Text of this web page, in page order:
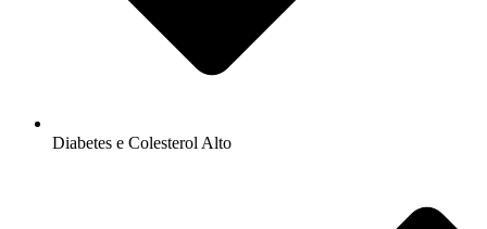
Diabetes e Colesterol Alto